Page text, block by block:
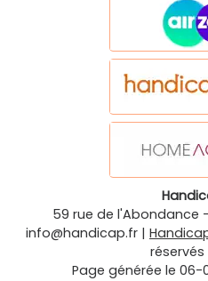
59 rue de l'Abondance -
info@handicap.fr |
Page générée le 06-